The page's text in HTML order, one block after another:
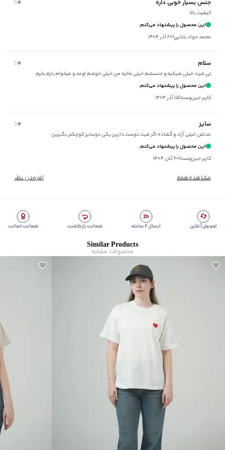
مناسب برای:بانوان
مناسب برای فصول
سایر توضیحات
:
کشباف ریز
زیر گروه
شیوه‌برش:
Comfort fit
جنس بسیار خوبی داره 5
کیفیت بالا
این محصول را پیشنهاد می‌کنم.
محمد جواد بابايي|۲۰ آذر ۱۴۰۴
سلام 5
تی شرت خیلی شیکیه‌ و جنسشم خیلی عالیه من خیلی خوشم اومد و میخوام بازم بخرم
این محصول را پیشنهاد می‌کنم.
کاربر جین‌وست|۱۵ آذر ۱۴۰۴
سایز 5
مدلش خیلی آزاد و گشاده اگر فیت دوست دارین یکی دوسایز کوچکتر بگیرین
این محصول را پیشنهاد می‌کنم.
کاربر جین‌وست|۲۰ آبان ۱۴۰۴
مشاهده‌همه افزودن نظر
تعویض آنلاین ارسال ۲ ساعته ضمانت بازگشت ضمانت اصالت
Similar Products
محصولات مشابه